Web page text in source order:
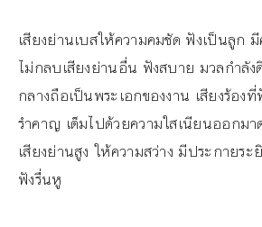
เสียงย่านเบสให้ความคมชัด ฟังเป็นลูก
ไม่กลบเสียงย่านอื่น ฟังสบาย มวลกำลัง
กลางถือเป็นพระเอกของงาน เสียงร้อง
รำคาญ เต็มไปด้วยความใสเนียนออก
เสียงย่านสูง ให้ความสว่าง มีประกายร
ฟังรื่นหู